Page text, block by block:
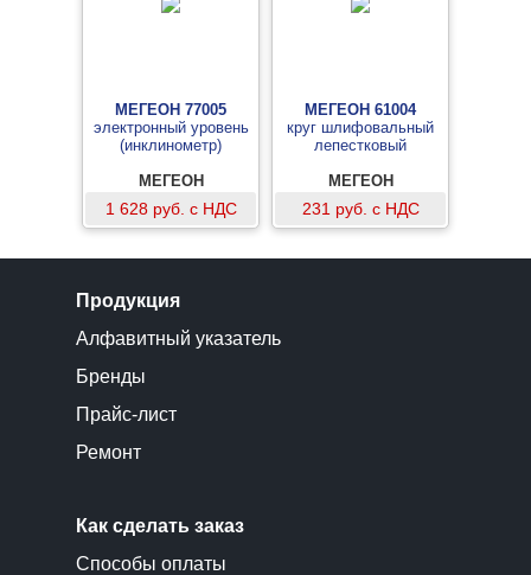
МЕГЕОН 77005
электронный уровень
(инклинометр)
МЕГЕОН
1 628 руб. с НДС
МЕГЕОН 61004
круг шлифовальный
лепестковый
МЕГЕОН
231 руб. с НДС
Продукция
Алфавитный указатель
Бренды
Прайс-лист
Ремонт
Как сделать заказ
Способы оплаты